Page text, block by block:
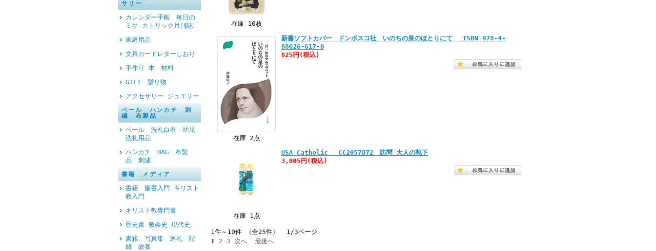
サリー
カレンダー手帳 毎日の
ミサ カトリック月刊誌
家庭用品
文具カードレターしおり
手作り 本 材料
GIFT 贈り物
アクセサリー ジュエリー
ベール ハンカチ 刺
繍 布製品
ベール 洗礼白衣 幼児
洗礼用品
ハンカチ BAG 布製
品 刺繍
書籍 メディア
書籍 聖書入門 キリスト
教入門
キリスト教専門書
歴史書 教会史 現代史
書籍 写真集 巡礼 記
録 教養
在庫 10枚
在庫 2点
新書ソフトカバー ドンボスコ社 いのちの泉のほとりにて ISBN 978-4-
88626-617-0
825円 (税込)
在庫 1点
USA Catholic CC2057872 訪問 大人の靴下
3,805円 (税込)
1件～10件 （全25件） 1/3ページ
1 2 3 次へ 最後へ